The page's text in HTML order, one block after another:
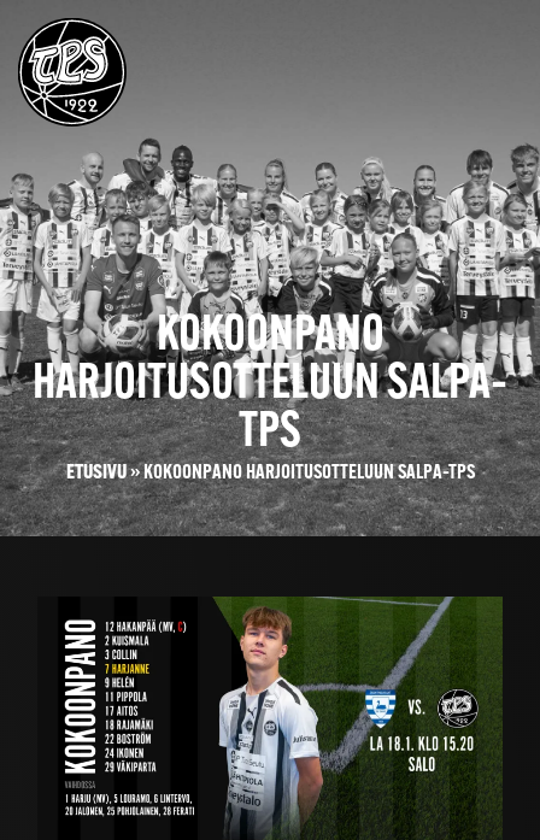
KOKOONPANO
HARJOITUSOTTELUUN SALPA–
TPS
ETUSIVU»KOKOONPANO HARJOITUSOTTELUUN SALPA–TPS